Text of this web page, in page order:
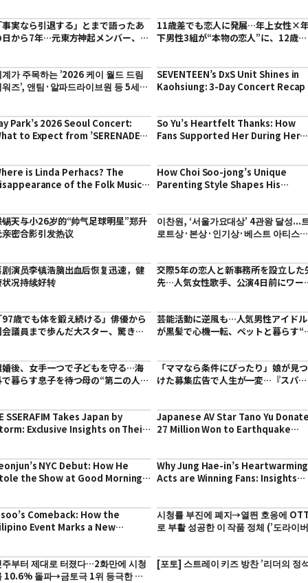
事実なら引退する」とまで語ったあ
日から7年…元東方神起メンバー、韓
11歳差でも恋人に発展…年上女性×
下男性3組が“本物の恋人”に、12歳差
가 주목하는 ’2026 케이 월드 드림
워즈’, 앤팀·알파드라이브원 등 5세대
SEVENTEEN’s DxS Unit Shines in
Kaohsiung: 3-Day Concert Recap
Park’s 2026 Seoul Concert:
to Expect from ’SERENADES
So Yu’s Heartfelt Thanks: How
Fans Supported Her During Her
is Linda Perhacs? The
of the Folk Music
How Choi Soo-jong’s Unique
Parenting Style Shapes His
锡天与小26岁的“帅气足球明星”郑升
密合影引发热议
이찬원, ‘서울가요대상’ 4관왕 달성...
로트상·본상·인기상·베스트 아티스트
演员李镇浩脑出血后恢复迅速，健
况持续好转
交際5年の恋人と新事務所を設立した
先…人気女性歌手、公演4日前にワー
97歳でも体を鍛え続ける」俳優から
会議員まで歩んだ大スター、驚きの
芸能活動に逆風も…人気男性アイドル
が黒髪で心機一転、ペットと暮らす“
婚後、女手一つで子どもを守る…海
暮らす息子を待つ母の“第二の人
「ママなら条件にぴったり」娘が見つ
けた募集広告で人生が一変…『スパイ
SSERAFIM Takes Japan by
Exclusive Insights on Their
Japanese AV Star Tano Yu
27 Million Won to Earthquake
NYC Debut: How He
the Show at Good Morning
Why Jung Hae-in’s Heartwarming
Acts are Winning Fans: Insights
Comeback: How the
Event Marks a New
시청률 부진에 폐지→열띈 호응에 OTT
로 부활 성공한 이 작품 정체 (’도라이
주부터 제대로 터졌다…2화만에 시청
10.6% 돌파→금토극 1위 등극한 韓
[포토] 스트레이 키즈 방찬 ’리더의 정